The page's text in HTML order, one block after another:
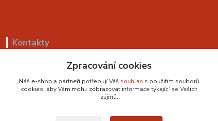
Kontakty
+420 799 530 549
sedackyvysocina@seznam.cz
Zpracování cookies
Náš e-shop a partneři potřebují Váš souhlas s použitím souborů
cookies, aby Vám mohli zobrazovat informace týkající se Vašich
zájmů.